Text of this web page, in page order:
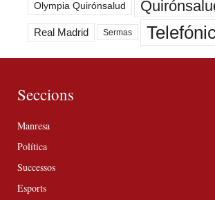
Olympia Quirónsalud
Real Madrid Sermas
Seccions
Manresa
Política
Successos
Esports